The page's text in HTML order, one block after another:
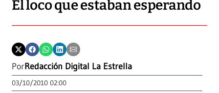
El loco que estaban esperando
PorRedacción Digital La Estrella
03/10/2010 02:00